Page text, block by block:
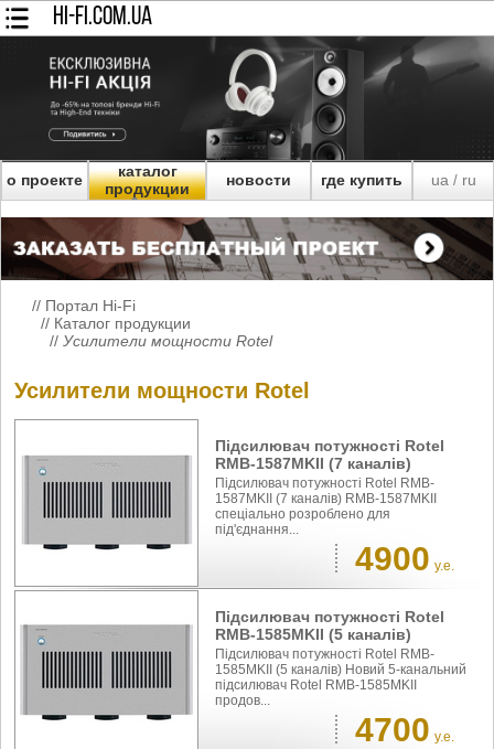
HI-FI.COM.UA
о проекте
каталог
продукции
новости где купить ua/ ru
// Портал Hi-Fi
// Каталог продукции
// Усилители мощности Rotel
Усилители мощности Rotel
Підсилювач потужності Rotel
RMB-1587MKII (7 каналів)
Підсилювач потужності Rotel RMB-
1587MKII (7 каналів) RMB-1587MKII
спеціально розроблено для
під'єднання...
4900 у.е.
Підсилювач потужності Rotel
RMB-1585MKII (5 каналів)
Підсилювач потужності Rotel RMB-
1585MKII (5 каналів) Новий 5-канальний
підсилювач Rotel RMB-1585MKII
продов...
4700 у.е.